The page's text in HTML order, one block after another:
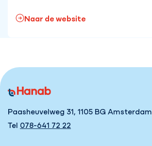
Naar de website
Paasheuvelweg 31, 1105 BG Amsterdam
Tel 078-641 72 22